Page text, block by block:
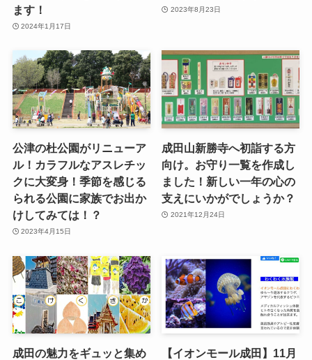
ます！
2024年1月17日
2023年8月23日
公津の杜公園がリニューア
ル！カラフルなアスレチッ
クに大変身！季節を感じる
られる公園に家族でお出か
けしてみては！？
2023年4月15日
成田山新勝寺へ初詣する方
向け。お守り一覧を作成し
ました！新しい一年の心の
支えにいかがでしょうか？
2021年12月24日
成田の魅力をギュッと集め 【イオンモール成田】11月